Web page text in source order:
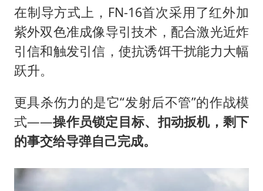
在制导方式上，FN-16首次采用了红外加
紫外双色准成像导引技术，配合激光近炸
引信和触发引信，使抗诱饵干扰能力大幅
跃升。
更具杀伤力的是它“发射后不管”的作战模
式——操作员锁定目标、扣动扳机，剩下
的事交给导弹自己完成。